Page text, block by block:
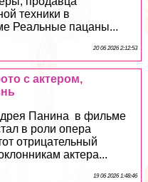
техники в
Реальные пацаны...
20 06 2026 2:12:53
с актером,
Панина в фильме
в роли опера
отрицательный
актера...
19 06 2026 1:48:46